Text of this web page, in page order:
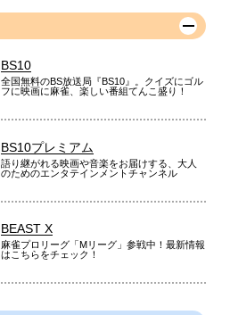
BS10
全国無料のBS放送局『BS10』。クイズにゴル
フに映画に麻雀、楽しい番組てんこ盛り！
BS10プレミアム
語り継がれる映画や音楽をお届けする、大人
のためのエンタテインメントチャンネル
BEAST X
麻雀プロリーグ「Mリーグ」参戦中！最新情報
はこちらをチェック！